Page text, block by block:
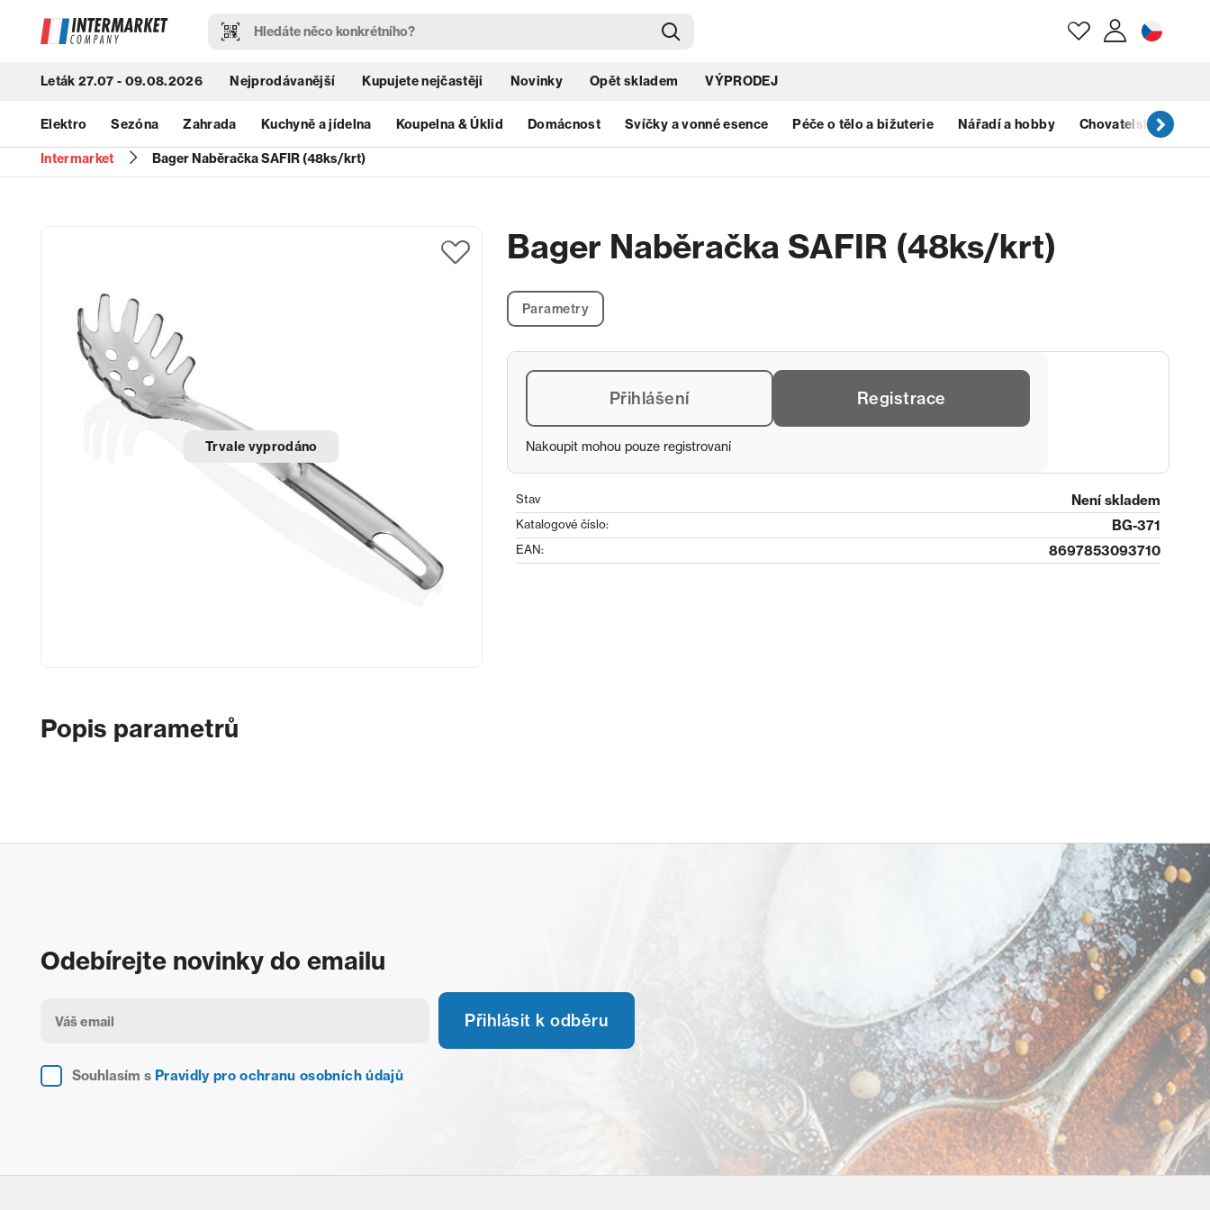
Zapomenuté heslo?
Leták 27.07 - 09.08.2026 Nejprodávanější Kupujete nejčastěji Novinky Opět skladem VÝPRODEJ
Elektro Sezóna Zahrada Kuchyně a jídelna Koupelna & Úklid Domácnost Svíčky a vonné esence Péče o tělo a bižuterie Nářadí a hobby Chovatelské
Intermarket Bager Naběračka SAFIR (48ks/krt)
Bager Naběračka SAFIR (48ks/krt)
Parametry
Trvale vyprodáno
Přihlášení Registrace
Nakoupit mohou pouze registrovaní
Stav Není skladem
Katalogové číslo: BG-371
EAN: 8697853093710
Popis parametrů
Odebírejte novinky do emailu
Souhlasím s Pravidly pro ochranu osobních údajů
Přihlásit k odběru